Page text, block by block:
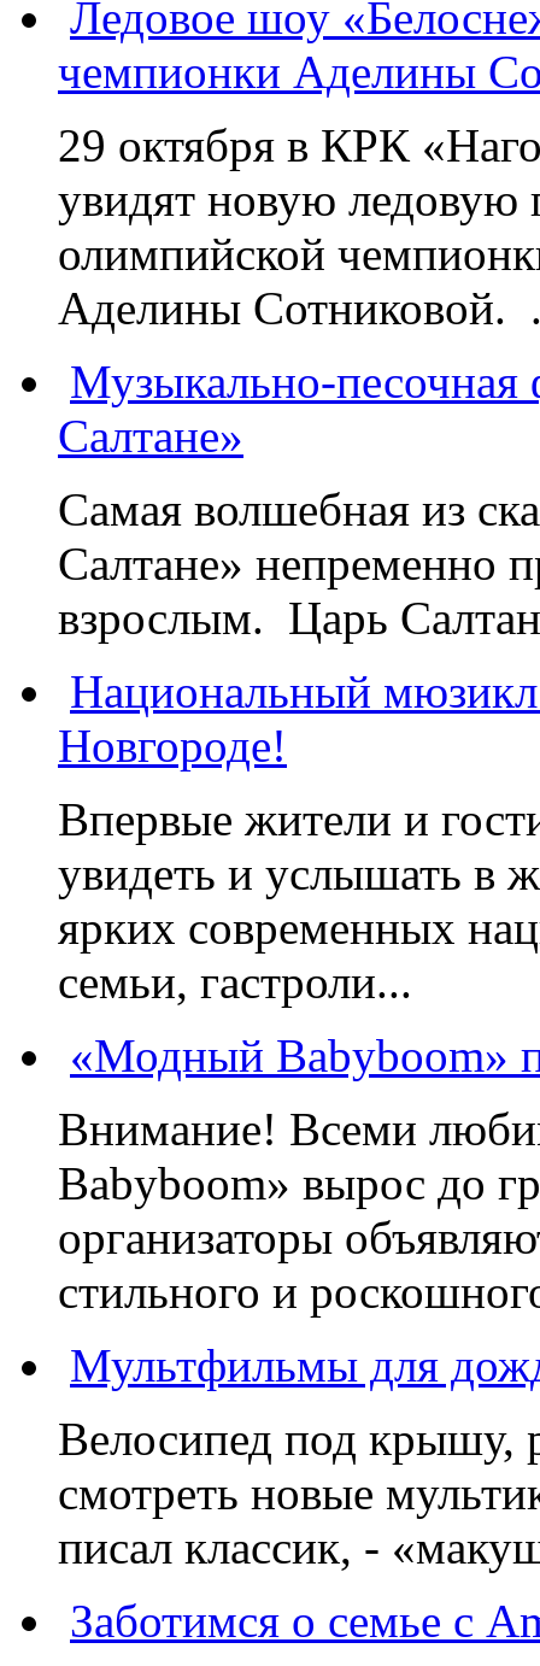
Ледовое шоу
чемпионки Аделины
29 октября в КРК
увидят новую ледовую
олимпийской
Аделины Сотниковой.
Музыкально-песочная
Салтане»
Самая волшебная из
Салтане» непременно
взрослым. Царь
Национальный
Новгороде!
Впервые жители и
увидеть и услышать в
ярких современных
семьи, гастроли...
«Модный Babyboom»
Внимание! Всеми
Babyboom» вырос до
организаторы
стильного и
Мультфильмы для
Велосипед под крышу,
смотреть новые
писал классик, -
Заботимся о семье с